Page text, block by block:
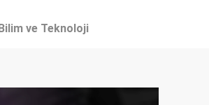
ve Teknoloji